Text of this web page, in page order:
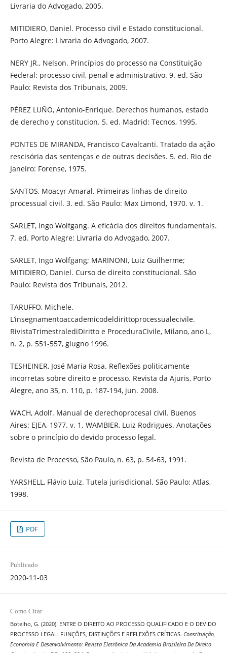
Livraria do Advogado, 2005.
MITIDIERO, Daniel. Processo civil e Estado constitucional.
Porto Alegre: Livraria do Advogado, 2007.
NERY JR., Nelson. Princípios do processo na Constituição
Federal: processo civil, penal e administrativo. 9. ed. São
Paulo: Revista dos Tribunais, 2009.
PÉREZ LUÑO, Antonio-Enrique. Derechos humanos, estado
de derecho y constitucion. 5. ed. Madrid: Tecnos, 1995.
PONTES DE MIRANDA, Francisco Cavalcanti. Tratado da ação
rescisória das sentenças e de outras decisões. 5. ed. Rio de
Janeiro: Forense, 1975.
SANTOS, Moacyr Amaral. Primeiras linhas de direito
processual civil. 3. ed. São Paulo: Max Limond, 1970. v. 1.
SARLET, Ingo Wolfgang. A eficácia dos direitos fundamentais.
7. ed. Porto Alegre: Livraria do Advogado, 2007.
SARLET, Ingo Wolfgang; MARINONI, Luiz Guilherme;
MITIDIERO, Daniel. Curso de direito constitucional. São
Paulo: Revista dos Tribunais, 2012.
TARUFFO, Michele.
L’insegnamentoaccademicodeldirittoprocessualecivile.
RivistaTrimestralediDiritto e ProceduraCivile, Milano, ano L,
n. 2, p. 551-557, giugno 1996.
TESHEINER, José Maria Rosa. Reflexões politicamente
incorretas sobre direito e processo. Revista da Ajuris, Porto
Alegre, ano 35, n. 110, p. 187-194, jun. 2008.
WACH, Adolf. Manual de derechoprocesal civil. Buenos
Aires: EJEA, 1977. v. 1. WAMBIER, Luiz Rodrigues. Anotações
sobre o princípio do devido processo legal.
Revista de Processo, São Paulo, n. 63, p. 54-63, 1991.
YARSHELL, Flávio Luiz. Tutela jurisdicional. São Paulo: Atlas,
1998.
PDF
Publicado
2020-11-03
Como Citar
Botelho, G. (2020). ENTRE O DIREITO AO PROCESSO QUALIFICADO E O DEVIDO
PROCESSO LEGAL: FUNÇÕES, DISTINÇÕES E REFLEXÕES CRÍTICAS. Constituição,
Economia E Desenvolvimento: Revista Eletrônica Da Academia Brasileira De Direito